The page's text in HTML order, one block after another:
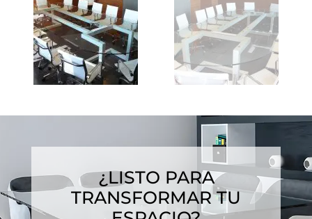
¿LISTO PARA
TRANSFORMAR TU